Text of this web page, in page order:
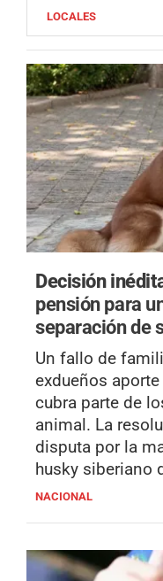
LOCALES
Decisión
pensión para
separación de
Un fallo de
exdueños
cubra parte de
animal. La
disputa por la
husky siberiano
NACIONAL